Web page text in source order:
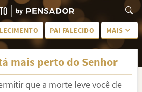
PAI FALECIDO MAIS
PALAVRAS
DESCANSE EM PAZ
mais perto do Senhor
que a morte leve você de